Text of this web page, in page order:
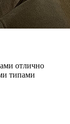
отлично
типами